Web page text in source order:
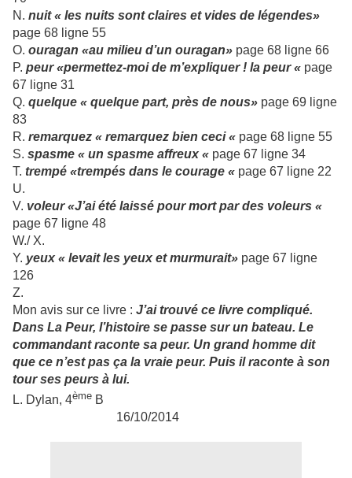
N. nuit « les nuits sont claires et vides de légendes»
page 68 ligne 55
O. ouragan «au milieu d’un ouragan» page 68 ligne 66
P. peur «permettez-moi de m’expliquer ! la peur « page
67 ligne 31
Q. quelque « quelque part, près de nous» page 69 ligne
83
R. remarquez « remarquez bien ceci « page 68 ligne 55
S. spasme « un spasme affreux « page 67 ligne 34
T. trempé «trempés dans le courage « page 67 ligne 22
U.
V. voleur «J’ai été laissé pour mort par des voleurs «
page 67 ligne 48
W./ X.
Y. yeux « levait les yeux et murmurait» page 67 ligne
126
Z.
Mon avis sur ce livre : J’ai trouvé ce livre compliqué.
Dans La Peur, l’histoire se passe sur un bateau. Le
commandant raconte sa peur. Un grand homme dit
que ce n’est pas ça la vraie peur. Puis il raconte à son
tour ses peurs à lui.
L. Dylan, 4ème B
16/10/2014